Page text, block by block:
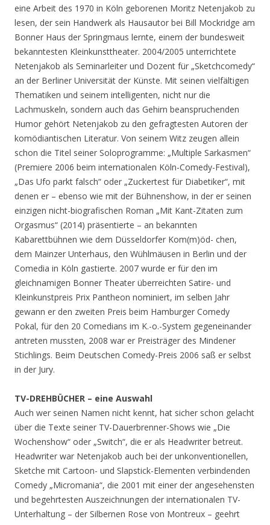
eine Arbeit des 1970 in Köln geborenen Moritz Netenjakob zu
lesen, der sein Handwerk als Hausautor bei Bill Mockridge am
Bonner Haus der Springmaus lernte, einem der bundesweit
bekanntesten Kleinkunsttheater. 2004/2005 unterrichtete
Netenjakob als Seminarleiter und Dozent für „Sketchcomedy“
an der Berliner Universität der Künste. Mit seinen vielfältigen
Thematiken und seinem intelligenten, nicht nur die
Lachmuskeln, sondern auch das Gehirn beanspruchenden
Humor gehört Netenjakob zu den gefragtesten Autoren der
komödiantischen Literatur. Von seinem Witz zeugen allein
schon die Titel seiner Soloprogramme: „Multiple Sarkasmen“
(Premiere 2006 beim internationalen Köln-Comedy-Festival),
„Das Ufo parkt falsch“ oder „Zuckertest für Diabetiker“, mit
denen er – ebenso wie mit der Bühnenshow, in der er seinen
einzigen nicht-biografischen Roman „Mit Kant-Zitaten zum
Orgasmus“ (2014) präsentierte – an bekannten
Kabarettbühnen wie dem Düsseldorfer Kom(m)öd- chen,
dem Mainzer Unterhaus, den Wühlmäusen in Berlin und der
Comedia in Köln gastierte. 2007 wurde er für den im
gleichnamigen Bonner Theater überreichten Satire- und
Kleinkunstpreis Prix Pantheon nominiert, im selben Jahr
gewann er den zweiten Preis beim Hamburger Comedy
Pokal, für den 20 Comedians im K.-o.-System gegeneinander
antreten mussten, 2008 war er Preisträger des Mindener
Stichlings. Beim Deutschen Comedy-Preis 2006 saß er selbst
in der Jury.
TV-DREHBÜCHER – eine Auswahl
Auch wer seinen Namen nicht kennt, hat sicher schon gelacht
über die Texte seiner TV-Dauerbrenner-Shows wie „Die
Wochenshow“ oder „Switch“, die er als Headwriter betreut.
Headwriter war Netenjakob auch bei der unkonventionellen,
Sketche mit Cartoon- und Slapstick-Elementen verbindenden
Comedy „Micromania“, die 2001 mit einer der angesehensten
und begehrtesten Auszeichnungen der internationalen TV-
Unterhaltung – der Silbernen Rose von Montreux – geehrt